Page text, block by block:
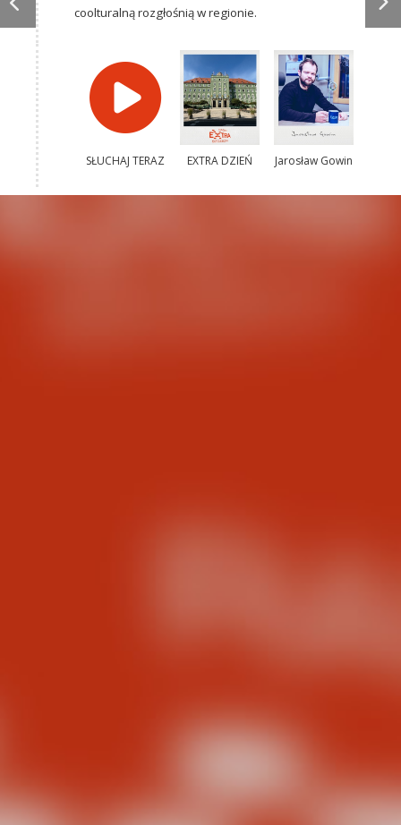
coolturalną rozgłośnią w regionie.
SŁUCHAJ TERAZ EXTRA DZIEŃ Jarosław Gowin